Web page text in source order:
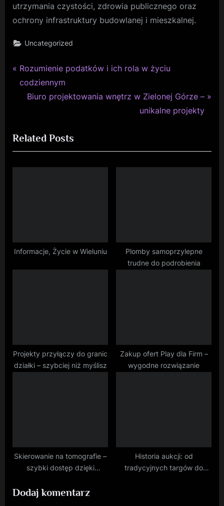
utrzymania czystości, zdrowia publicznego oraz
ochrony infrastruktury budowlanej i mieszkalnej.
Uncategorized
Nawigacja
wpisu
P
r
o
u
s
Rozumienie podatków i ich rola w życiu
codziennym
N
t
P
o
Biuro projektowania wnętrz w Zielonej Górze –
unikalne projekty
Related Posts
Informacje, Życie w Wieluniu
Plomby samoprzylepne
trudne do podrobienia
Projekty przyłączy do granic
działki – szybciej niż myślisz
Zakup ofert Play dla Firm –
wygodne rozwiązanie
Skierowanie na tomografie –
szybki dostęp dzięki
Historia aukcji: od
tradycyjnych targów do
Dodaj komentarz